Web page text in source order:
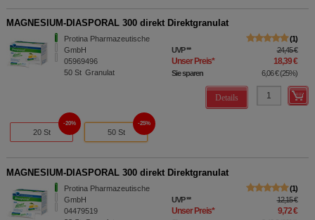
MAGNESIUM-DIASPORAL 300 direkt Direktgranulat
Protina Pharmazeutische
GmbH
05969496
50 St Granulat
1
UVP** 24,45 €
Unser Preis* 18,39 €
Sie sparen 6,06 €(25%)
Details
20 St
20%
50 St
25%
MAGNESIUM-DIASPORAL 300 direkt Direktgranulat
Protina Pharmazeutische
GmbH
04479519
1
UVP** 12,15 €
Unser Preis* 9,72 €